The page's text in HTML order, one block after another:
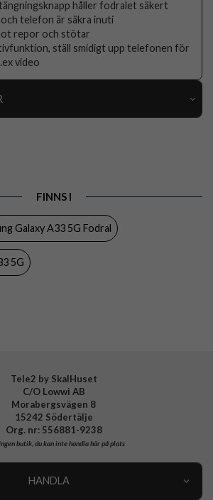
håller fodralet säkert
telefon är säkra inuti
repor och stötar
ställ smidigt upp telefonen för
video
Magnetstängning, Stativfunktion
FINNS I
Galaxy A33 5G Fodral
5G
Tele2 by SkalHuset
C/O Lowwi AB
Morabergsvägen 8
15242 Södertälje
Org. nr: 556881-9238
butik, du kan inte handla här på plats
HANDLA